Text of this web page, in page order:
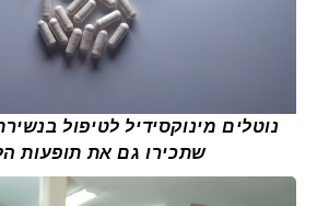
נוטלים מינוקסידיל לטיפול
שתכירו גם את תופעות